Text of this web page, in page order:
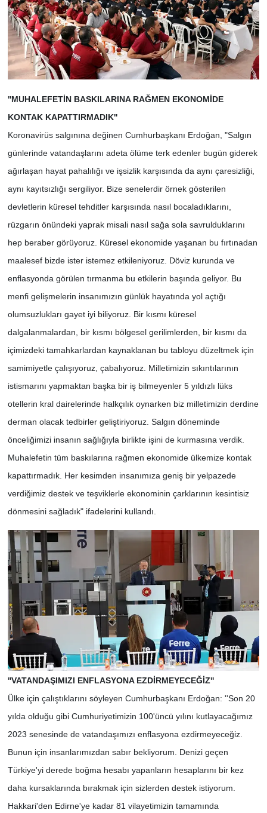
''MUHALEFETİN BASKILARINA RAĞMEN EKONOMİDE
KONTAK KAPATTIRMADIK''
Koronavirüs salgınına değinen Cumhurbaşkanı Erdoğan, "Salgın
günlerinde vatandaşlarını adeta ölüme terk edenler bugün giderek
ağırlaşan hayat pahalılığı ve işsizlik karşısında da aynı çaresizliği,
aynı kayıtsızlığı sergiliyor. Bize senelerdir örnek gösterilen
devletlerin küresel tehditler karşısında nasıl bocaladıklarını,
rüzgarın önündeki yaprak misali nasıl sağa sola savrulduklarını
hep beraber görüyoruz. Küresel ekonomide yaşanan bu fırtınadan
maalesef bizde ister istemez etkileniyoruz. Döviz kurunda ve
enflasyonda görülen tırmanma bu etkilerin başında geliyor. Bu
menfi gelişmelerin insanımızın günlük hayatında yol açtığı
olumsuzlukları gayet iyi biliyoruz. Bir kısmı küresel
dalgalanmalardan, bir kısmı bölgesel gerilimlerden, bir kısmı da
içimizdeki tamahkarlardan kaynaklanan bu tabloyu düzeltmek için
samimiyetle çalışıyoruz, çabalıyoruz. Milletimizin sıkıntılarının
istismarını yapmaktan başka bir iş bilmeyenler 5 yıldızlı lüks
otellerin kral dairelerinde halkçılık oynarken biz milletimizin derdine
derman olacak tedbirler geliştiriyoruz. Salgın döneminde
önceliğimizi insanın sağlığıyla birlikte işini de kurmasına verdik.
Muhalefetin tüm baskılarına rağmen ekonomide ülkemize kontak
kapattırmadık. Her kesimden insanımıza geniş bir yelpazede
verdiğimiz destek ve teşviklerle ekonominin çarklarının kesintisiz
dönmesini sağladık" ifadelerini kullandı.
''VATANDAŞIMIZI ENFLASYONA EZDİRMEYECEĞİZ''
Ülke için çalıştıklarını söyleyen Cumhurbaşkanı Erdoğan: ''Son 20
yılda olduğu gibi Cumhuriyetimizin 100'üncü yılını kutlayacağımız
2023 senesinde de vatandaşımızı enflasyona ezdirmeyeceğiz.
Bunun için insanlarımızdan sabır bekliyorum. Denizi geçen
Türkiye'yi derede boğma hesabı yapanların hesaplarını bir kez
daha kursaklarında bırakmak için sizlerden destek istiyorum.
Hakkari'den Edirne'ye kadar 81 vilayetimizin tamamında